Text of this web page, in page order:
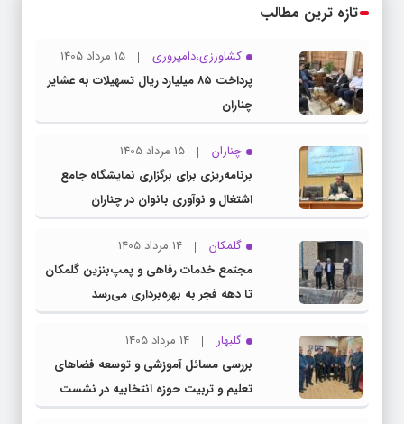
تازه ترین مطالب
کشاورزی،دامپروری
15 مرداد 1405
پرداخت ۸۵ میلیارد ریال تسهیلات به عشایر
چناران
چناران
15 مرداد 1405
برنامه‌ریزی برای برگزاری نمایشگاه جامع
اشتغال و نوآوری بانوان در چناران
گلمکان
14 مرداد 1405
مجتمع خدمات رفاهی و پمپ‌بنزین گلمکان
تا دهه فجر به بهره‌برداری می‌رسد
گلبهار
14 مرداد 1405
بررسی مسائل آموزشی و توسعه فضاهای
تعلیم و تربیت حوزه انتخابیه در نشست
مشترک عضو کمیسیون آموزش مجلس با